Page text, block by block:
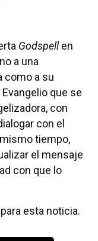
Godspellen
a una
como a su
que se
con
con el
tiempo,
el mensaje
con que lo
esta noticia.